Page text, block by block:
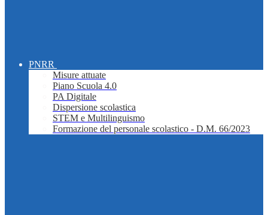
PNRR
Misure attuate
Piano Scuola 4.0
PA Digitale
Dispersione scolastica
STEM e Multilinguismo
Formazione del personale scolastico - D.M. 66/2023